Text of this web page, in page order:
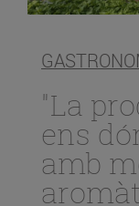
"La
ens
amb